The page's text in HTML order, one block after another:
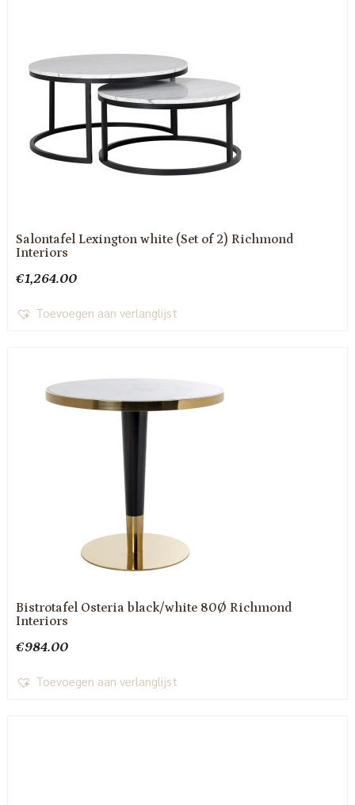
Salontafel Lexington white (Set of 2) Richmond
Interiors
€1,264.00
Toevoegen aan verlanglijst
Bistrotafel Osteria black/white 80Ø Richmond
Interiors
€984.00
Toevoegen aan verlanglijst